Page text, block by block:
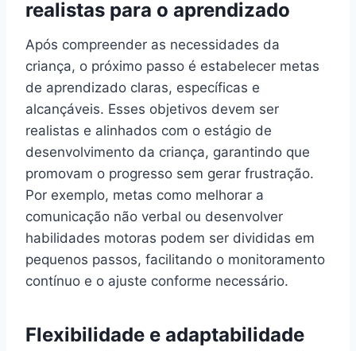
realistas para o aprendizado
Após compreender as necessidades da
criança, o próximo passo é estabelecer metas
de aprendizado claras, específicas e
alcançáveis. Esses objetivos devem ser
realistas e alinhados com o estágio de
desenvolvimento da criança, garantindo que
promovam o progresso sem gerar frustração.
Por exemplo, metas como melhorar a
comunicação não verbal ou desenvolver
habilidades motoras podem ser divididas em
pequenos passos, facilitando o monitoramento
contínuo e o ajuste conforme necessário.
Flexibilidade e adaptabilidade